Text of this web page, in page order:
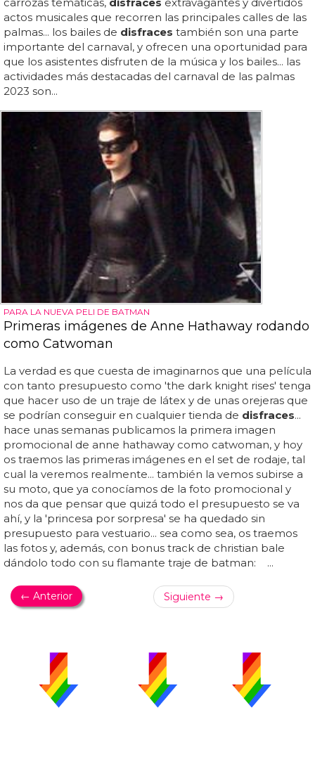
actos musicales que recorren las principales calles de las
palmas... los bailes de disfraces también son una parte
importante del carnaval, y ofrecen una oportunidad para
que los asistentes disfruten de la música y los bailes... las
actividades más destacadas del carnaval de las palmas
2023 son...
PARA LA NUEVA PELI DE BATMAN
Primeras imágenes de Anne Hathaway rodando
como Catwoman
La verdad es que cuesta de imaginarnos que una película
con tanto presupuesto como 'the dark knight rises' tenga
que hacer uso de un traje de látex y de unas orejeras que
se podrían conseguir en cualquier tienda de disfraces...
hace unas semanas publicamos la primera imagen
promocional de anne hathaway como catwoman, y hoy
os traemos las primeras imágenes en el set de rodaje, tal
cual la veremos realmente... también la vemos subirse a
su moto, que ya conocíamos de la foto promocional y
nos da que pensar que quizá todo el presupuesto se va
ahí, y la 'princesa por sorpresa' se ha quedado sin
presupuesto para vestuario... sea como sea, os traemos
las fotos y, además, con bonus track de christian bale
dándolo todo con su flamante traje de batman: ...
← Anterior Siguiente →